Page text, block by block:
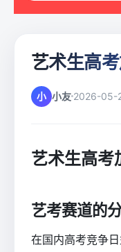
艺术生高
小 小友 2026-05-
艺术生高考
艺考赛道的
在国内高考竞争